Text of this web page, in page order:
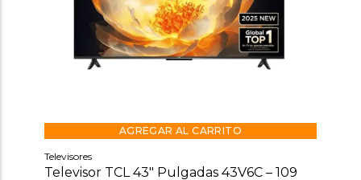
AGREGAR AL CARRITO
Televisores
Televisor TCL 43″ Pulgadas 43V6C – 109